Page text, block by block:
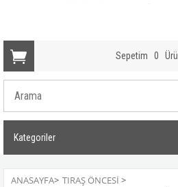
Sepetim 0
Kategoriler
ANASAYFA> TIRAŞ ÖNCESİ >